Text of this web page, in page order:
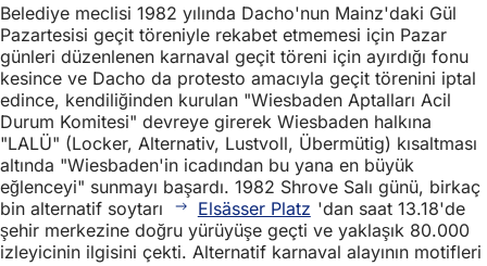
Belediye meclisi 1982 yılında Dacho'nun Mainz'daki Gül
Pazartesisi geçit töreniyle rekabet etmemesi için Pazar
günleri düzenlenen karnaval geçit töreni için ayırdığı fonu
kesince ve Dacho da protesto amacıyla geçit törenini iptal
edince, kendiliğinden kurulan "Wiesbaden Aptalları Acil
Durum Komitesi" devreye girerek Wiesbaden halkına
"LALÜ" (Locker, Alternativ, Lustvoll, Übermütig) kısaltması
altında "Wiesbaden'in icadından bu yana en büyük
eğlenceyi" sunmayı başardı. 1982 Shrove Salı günü, birkaç
bin alternatif soytarı
Elsässer Platz 'dan saat 13.18'de
şehir merkezine doğru yürüyüşe geçti ve yaklaşık 80.000
izleyicinin ilgisini çekti. Alternatif karnaval alayının motifleri